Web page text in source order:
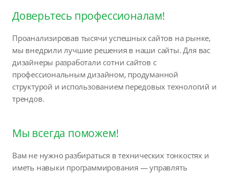
Доверьтесь профессионалам!
Проанализировав тысячи успешных сайтов на рынке,
мы внедрили лучшие решения в наши сайты. Для вас
дизайнеры разработали сотни сайтов с
профессиональным дизайном, продуманной
структурой и использованием передовых технологий и
трендов.
Мы всегда поможем!
Вам не нужно разбираться в технических тонкостях и
иметь навыки программирования — управлять